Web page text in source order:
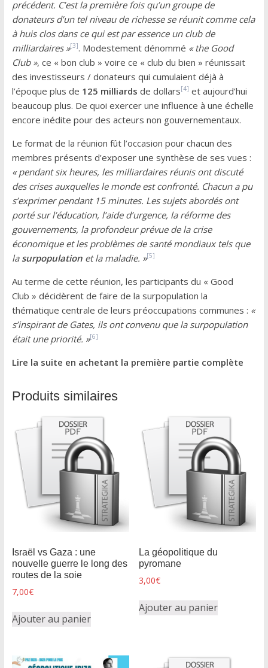
précédent. C’est la première fois qu’un groupe de
donateurs d’un tel niveau de richesse se réunit comme cela
à huis clos dans ce qui est par essence un club de
milliardaires »[3]. Modestement dénommé « the Good
Club », ce « bon club » voire ce « club du bien » réunissait
des investisseurs / donateurs qui cumulaient déjà à
l’époque plus de 125 milliards de dollars[4] et aujourd’hui
beaucoup plus. De quoi exercer une influence à une échelle
encore inédite pour des acteurs non gouvernementaux.
Le format de la réunion fût l’occasion pour chacun des
membres présents d’exposer une synthèse de ses vues :
« pendant six heures, les milliardaires réunis ont discuté
des crises auxquelles le monde est confronté. Chacun a pu
s’exprimer pendant 15 minutes. Les sujets abordés ont
porté sur l’éducation, l’aide d’urgence, la réforme des
gouvernements, la profondeur prévue de la crise
économique et les problèmes de santé mondiaux tels que
la surpopulationet la maladie. »[5]
Au terme de cette réunion, les participants du « Good
Club » décidèrent de faire de la surpopulation la
thématique centrale de leurs préoccupations communes : «
s’inspirant de Gates, ils ont convenu que la surpopulation
était une priorité. »[6]
Lire la suite en achetant la première partie complète
Produits similaires
Israël vs Gaza : une
nouvelle guerre le long des
routes de la soie
7,00€
Ajouter au panier
La géopolitique du
pyromane
3,00€
Ajouter au panier